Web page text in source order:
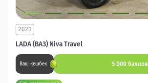
LADA (ВАЗ) Niva Travel
2023
Ваш кешбек 5 000 баллов